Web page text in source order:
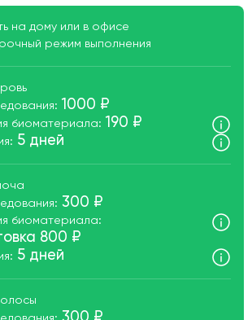
на дому или в офисе
режим выполнения
1000 ₽
биоматериала: 190 ₽
5 дней
300 ₽
биоматериала:
800 ₽
5 дней